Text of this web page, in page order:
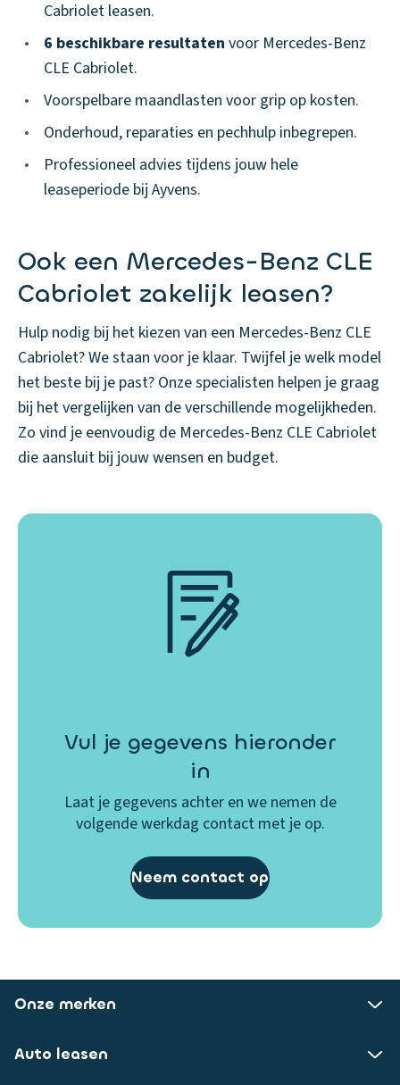
Cabriolet leasen.
•
6 beschikbare resultaten voor Mercedes-Benz
CLE Cabriolet.
•
Voorspelbare maandlasten voor grip op kosten.
•
Onderhoud, reparaties en pechhulp inbegrepen.
•
Professioneel advies tijdens jouw hele
leaseperiode bij Ayvens.
Ook een Mercedes-Benz CLE
Cabriolet zakelijk leasen?
Hulp nodig bij het kiezen van een Mercedes-Benz CLE
Cabriolet? We staan voor je klaar. Twijfel je welk model
het beste bij je past? Onze specialisten helpen je graag
bij het vergelijken van de verschillende mogelijkheden.
Zo vind je eenvoudig de Mercedes-Benz CLE Cabriolet
die aansluit bij jouw wensen en budget.
Vul je gegevens hieronder
in
Laat je gegevens achter en we nemen de
volgende werkdag contact met je op.
Neem contact op
Onze merken
Auto leasen